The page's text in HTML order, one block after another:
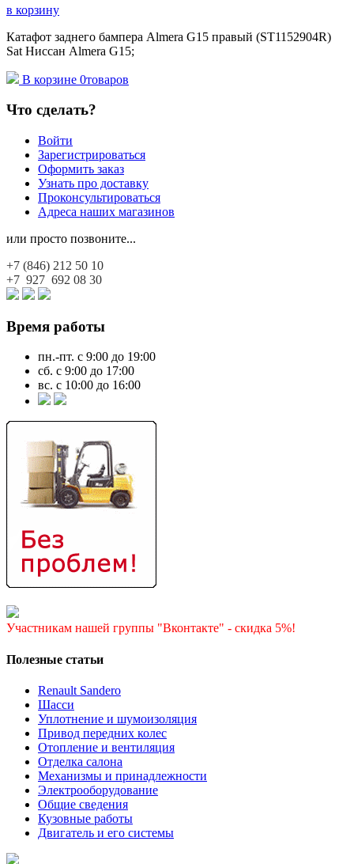
в корзину
Катафот заднего бампера Almera G15 правый (ST1152904R)
Sat Ниссан Almera G15;
В корзине 0товаров
Что сделать?
Войти
Зарегистрироваться
Оформить заказ
Узнать про доставку
Проконсультироваться
Адреса наших магазинов
или просто позвоните...
+7 (846) 212 50 10
+7 927 692 08 30
Время работы
пн.-пт. с 9:00 до 19:00
сб. с 9:00 до 17:00
вс. с 10:00 до 16:00
Участникам нашей группы "Вконтакте" - скидка 5%!
Полезные статьи
Renault Sandero
Шасси
Уплотнение и шумоизоляция
Привод передних колес
Отопление и вентиляция
Отделка салона
Механизмы и принадлежности
Электрооборудование
Общие сведения
Кузовные работы
Двигатель и его системы